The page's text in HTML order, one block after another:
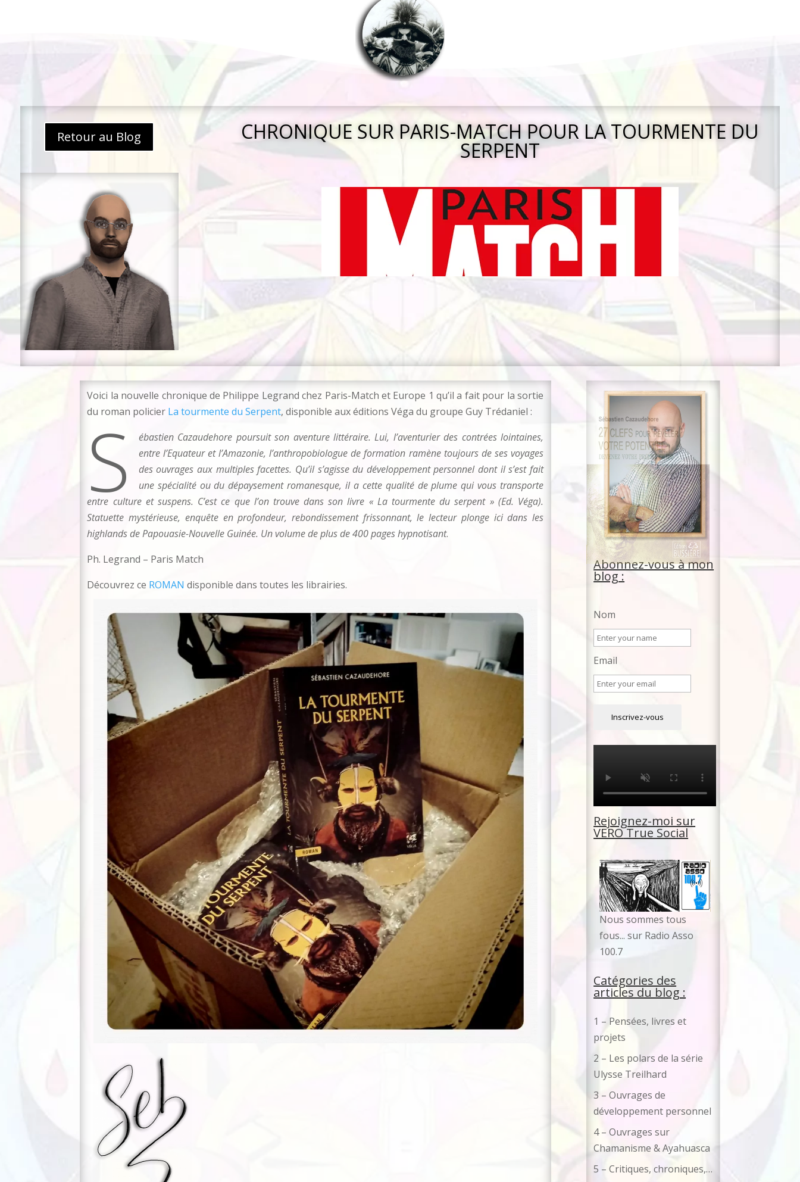
Retour au Blog CHRONIQUE SUR PARIS-MATCH POUR LA TOURMENTE DU
SERPENT
Voici la nouvelle chronique de Philippe Legrand chez Paris-Match et Europe 1 qu’il a fait pour la sortie
du roman policier La tourmente du Serpent, disponible aux éditions Véga du groupe Guy Trédaniel :
S
ébastien Cazaudehore poursuit son aventure littéraire. Lui, l’aventurier des contrées lointaines,
entre l’Equateur et l’Amazonie, l’anthropobiologue de formation ramène toujours de ses voyages
des ouvrages aux multiples facettes. Qu’il s’agisse du développement personnel dont il s’est fait
une spécialité ou du dépaysement romanesque, il a cette qualité de plume qui vous transporte
entre culture et suspens. C’est ce que l’on trouve dans son livre « La tourmente du serpent » (Ed. Véga).
Statuette mystérieuse, enquête en profondeur, rebondissement frissonnant, le lecteur plonge ici dans les
highlands de Papouasie-Nouvelle Guinée. Un volume de plus de 400 pages hypnotisant.
Ph. Legrand – Paris Match
Découvrez ce ROMANdisponible dans toutes les librairies.
Abonnez-vous à mon
blog :
Nom
Email
Rejoignez-moi sur
VEROTrue Social
Nous sommes tous
fous... sur Radio Asso
100.7
Catégories des
articles du blog :
1 – Pensées, livres et
projets
2 – Les polars de la série
Ulysse Treilhard
3 – Ouvrages de
développement personnel
4 – Ouvrages sur
Chamanisme & Ayahuasca
5 – Critiques, chroniques,…